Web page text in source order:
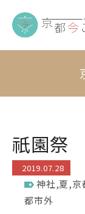
祇園祭
2019.07.28
神社,夏,京
都市外